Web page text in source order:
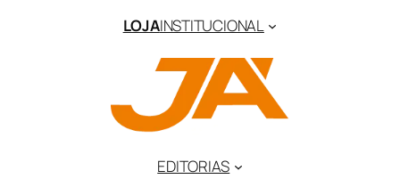
LOJAINSTITUCIONAL
EDITORIAS